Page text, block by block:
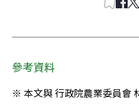
參考資料
※ 本文與 行政院農業委員會